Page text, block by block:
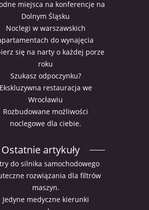
miejsca na konferencje na
Dolnym Śląsku
Noclegi w warszawskich
do wynajęcia
się na narty o każdej porze
roku
Szukasz odpoczynku?
Ekskluzywna restauracja we
Wrocławiu
Rozbudowane możliwości
noclegowe dla ciebie.
Ostatnie artykuły
do silnika samochodowego
rozwiązania dla filtrów
maszyn.
Jedyne medyczne kierunki